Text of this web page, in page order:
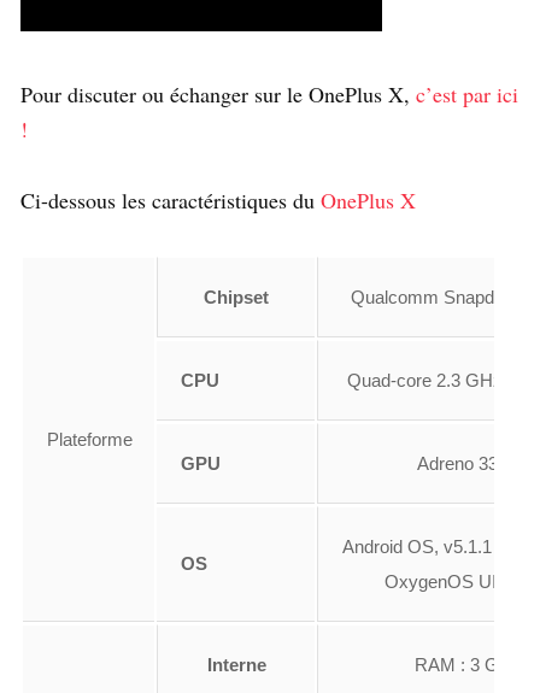
Pour discuter ou échanger sur le OnePlus X, c’est par ici
!
Ci-dessous les caractéristiques du OnePlus X
Plateforme
Chipset Qualcomm
CPU Quad-core 2.3 GHz
GPU Adreno 330
OS
Android OS, v5.1.1
OxygenOS UI 2.1.2
Interne RAM : 3 Go